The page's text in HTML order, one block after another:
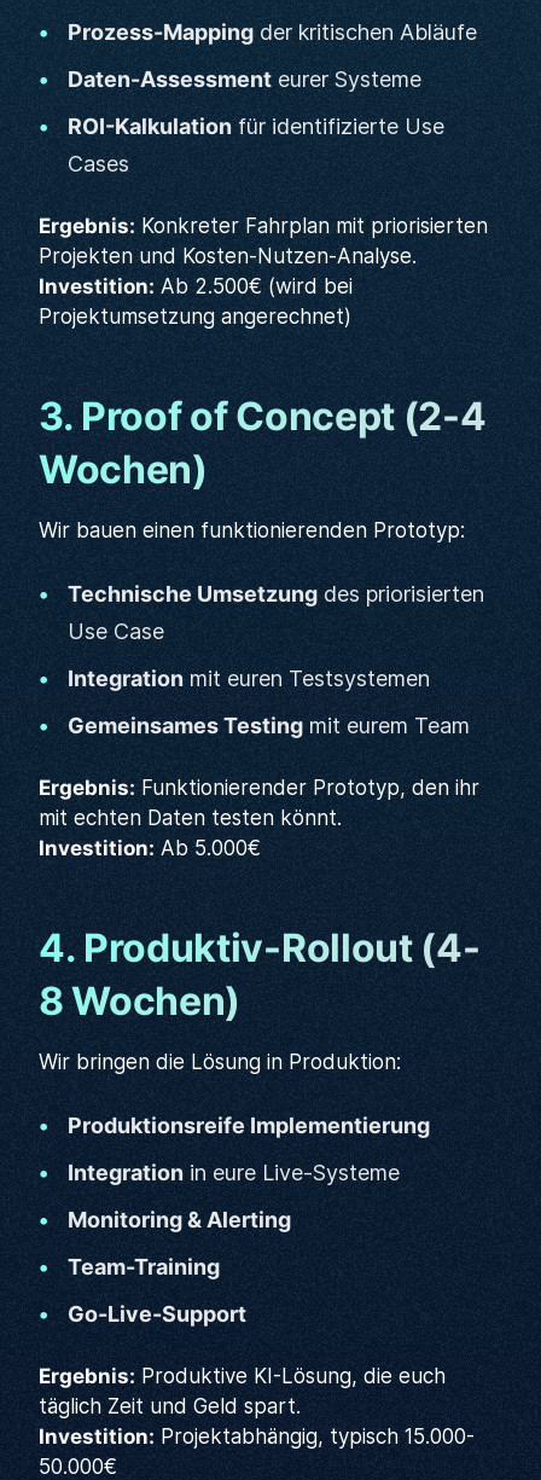
Prozess-Mapping der kritischen Abläufe
Daten-Assessment eurer Systeme
ROI-Kalkulation für identifizierte Use
Cases
Ergebnis: Konkreter Fahrplan mit priorisierten
Projekten und Kosten-Nutzen-Analyse.
Investition: Ab 2.500€ (wird bei
Projektumsetzung angerechnet)
3. Proof of Concept (2-4
Wochen)
Wir bauen einen funktionierenden Prototyp:
Technische Umsetzung des priorisierten
Use Case
Integration mit euren Testsystemen
Gemeinsames Testing mit eurem Team
Ergebnis: Funktionierender Prototyp, den ihr
mit echten Daten testen könnt.
Investition: Ab 5.000€
4. Produktiv-Rollout (4-
8 Wochen)
Wir bringen die Lösung in Produktion:
Produktionsreife Implementierung
Integration in eure Live-Systeme
Monitoring & Alerting
Team-Training
Go-Live-Support
Ergebnis: Produktive KI-Lösung, die euch
täglich Zeit und Geld spart.
Investition: Projektabhängig, typisch 15.000-
50.000€